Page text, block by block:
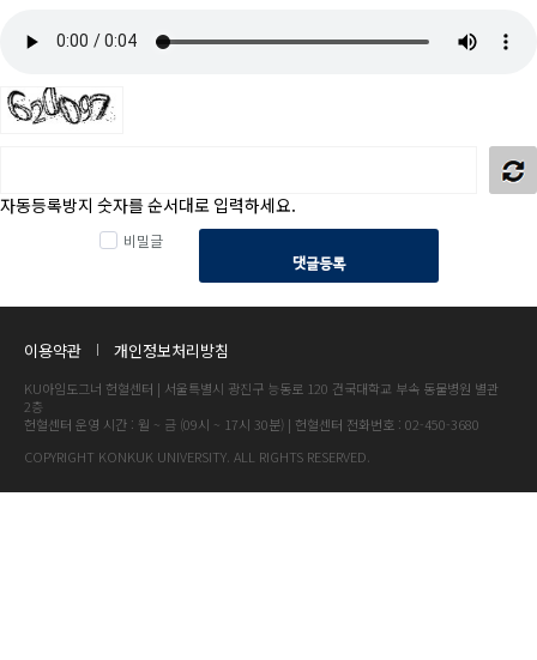
자동등록방지 숫자를 순서대로 입력하세요.
비밀글
댓글등록
이용약관 개인정보처리방침
KU아임도그너 헌혈센터 | 서울특별시 광진구 능동로 120 건국대학교 부속 동물병원 별관
2층
헌혈센터 운영 시간 : 월 ~ 금 (09시 ~ 17시 30분) | 헌혈센터 전화번호 : 02-450-3680
COPYRIGHT KONKUK UNIVERSITY. ALL RIGHTS RESERVED.